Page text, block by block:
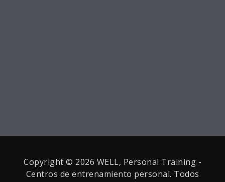
Copyright © 2026 WELL, Personal Training -
Centros de entrenamiento personal. Todos